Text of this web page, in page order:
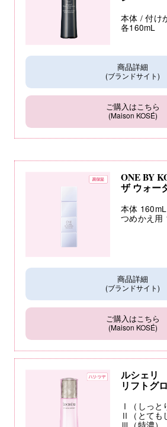
本体 / 付け
各160mL
商品詳細
(ブランドサイト)
ご購入はこちら
(Maison KOSÉ)
ONE BY
ザ ウォー
本体 160mL
つめかえ用
商品詳細
(ブランドサイト)
ご購入はこちら
(Maison KOSÉ)
ルシェリ
リフトグ
Ⅰ（しっと
Ⅱ（とても